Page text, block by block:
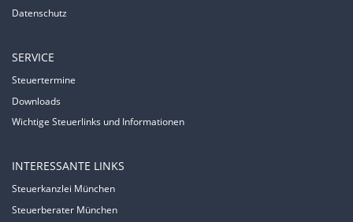
Datenschutz
SERVICE
Steuertermine
Downloads
Wichtige Steuerlinks und Informationen
INTERESSANTE LINKS
Steuerkanzlei München
Steuerberater München